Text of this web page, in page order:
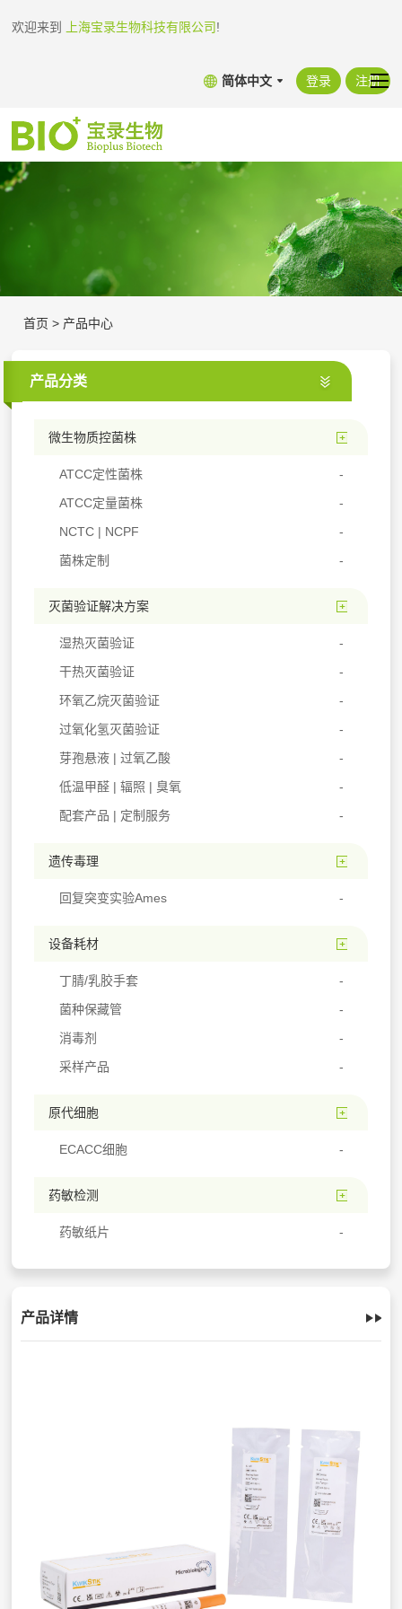
欢迎来到 上海宝录生物科技有限公司!
简体中文 登录 注册
首页 > 产品中心
产品分类
微生物质控菌株
ATCC定性菌株
ATCC定量菌株
NCTC | NCPF
菌株定制
灭菌验证解决方案
湿热灭菌验证
干热灭菌验证
环氧乙烷灭菌验证
过氧化氢灭菌验证
芽孢悬液 | 过氧乙酸
低温甲醛 | 辐照 | 臭氧
配套产品 | 定制服务
遗传毒理
回复突变实验Ames
设备耗材
丁腈/乳胶手套
菌种保藏管
消毒剂
采样产品
原代细胞
ECACC细胞
药敏检测
药敏纸片
产品详情